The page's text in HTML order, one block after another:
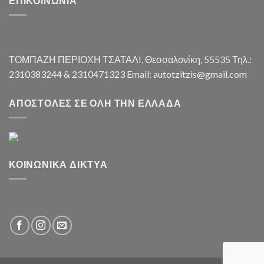
ΤΟΜΠΑΖΗ ΠΕΡΙΟΧΗ ΤΣΑΤΑΛI, Θεσσαλονίκη, 55535 Τηλ.:
2310383244 & 2310471323 Email: autotzitzis@gmail.com
ΑΠΟΣΤΟΛΈΣ ΣΕ ΌΛΗ ΤΗΝ ΕΛΛΆΔΑ
ΚΟΙΝΩΝΙΚΆ ΔΊΚΤΥΑ